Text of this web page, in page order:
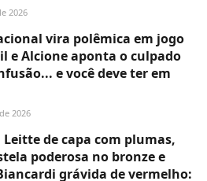
2026
vira polêmica em jogo
e Alcione aponta o culpado
e você deve ter em
2026
Leitte de capa com plumas,
poderosa no bronze e
grávida de vermelho: